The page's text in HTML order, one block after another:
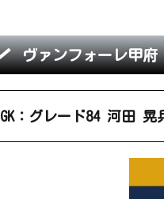
ヴァンフォーレ甲府
GK：グレード84 河田 晃